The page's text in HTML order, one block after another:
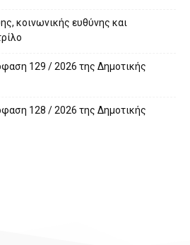
κοινωνικής ευθύνης και
129 / 2026 της Δημοτικής
128 / 2026 της Δημοτικής